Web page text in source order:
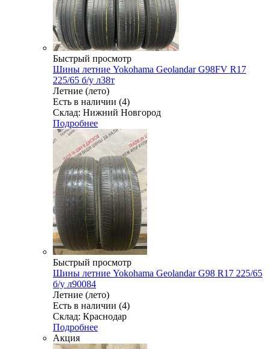
Быстрый просмотр
Шины летние Yokohama Geolandar G98FV R17
225/65 б/у л38т
Летние (лето)
Есть в наличии (4)
Склад: Нижний Новгород
Подробнее
Быстрый просмотр
Шины летние Yokohama Geolandar G98 R17 225/65
б/у л90084
Летние (лето)
Есть в наличии (4)
Склад: Краснодар
Подробнее
Акция